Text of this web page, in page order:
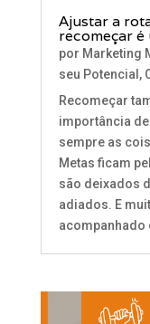
Ajustar a
recomeçar
por Marketing
seu Potencial,
Recomeçar
importância
sempre as
Metas ficam
são deixados
adiados. E
acompanhado